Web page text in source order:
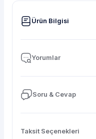
Ürün Bilgisi
Yorumlar
Soru & Cevap
Taksit Seçenekleri